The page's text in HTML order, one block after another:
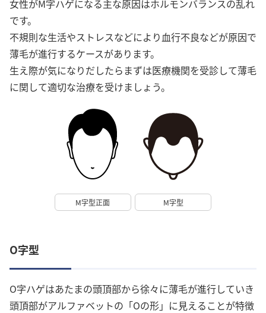
女性がM字ハゲになる主な原因はホルモンバランスの乱れ
です。
不規則な生活やストレスなどにより血行不良などが原因で
薄毛が進行するケースがあります。
生え際が気になりだしたらまずは医療機関を受診して薄毛
に関して適切な治療を受けましょう。
M字型正面 M字型
O字型
O字ハゲはあたまの頭頂部から徐々に薄毛が進行していき
頭頂部がアルファベットの「Oの形」に見えることが特徴